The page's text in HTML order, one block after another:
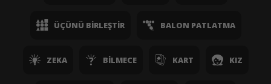
ÜÇÜNÜ BIRLEŞTIR BALON PATLATMA
ZEKA BILMECE KART KIZ